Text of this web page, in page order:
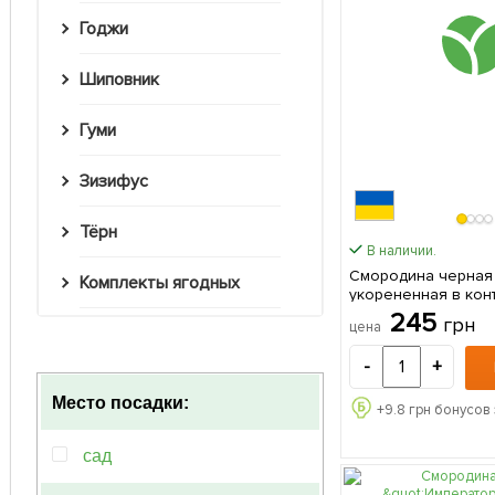
Годжи
Шиповник
Гуми
Зизифус
Тёрн
Комплекты ягодных
Место посадки:
сад
В наличии.
Смородина
укорененная в
(ранний срок
саженец в упаковке
цена 245 грн
- +
+9.8 грн бонусов